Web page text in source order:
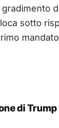
gradimento
sotto
di